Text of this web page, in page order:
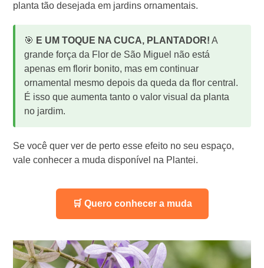
planta tão desejada em jardins ornamentais.
🎯 E UM TOQUE NA CUCA, PLANTADOR! A
grande força da Flor de São Miguel não está
apenas em florir bonito, mas em continuar
ornamental mesmo depois da queda da flor central.
É isso que aumenta tanto o valor visual da planta
no jardim.
Se você quer ver de perto esse efeito no seu espaço,
vale conhecer a muda disponível na Plantei.
🛒 Quero conhecer a muda